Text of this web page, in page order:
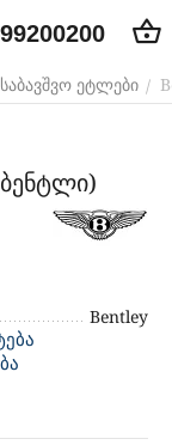
საბავშვო ეტლები /
Bentley